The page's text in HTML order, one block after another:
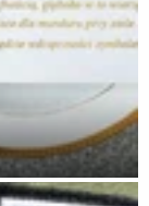
naszywka